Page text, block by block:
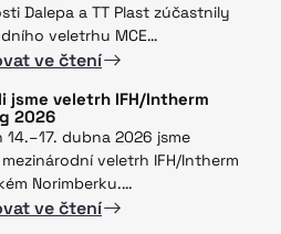
Dalepa a TT Plast zúčastnily
veletrhu MCE…
ve čtení
jsme veletrh IFH/Intherm
2026
14.–17. dubna 2026 jsme
veletrh IFH/Intherm
Norimberku.…
ve čtení